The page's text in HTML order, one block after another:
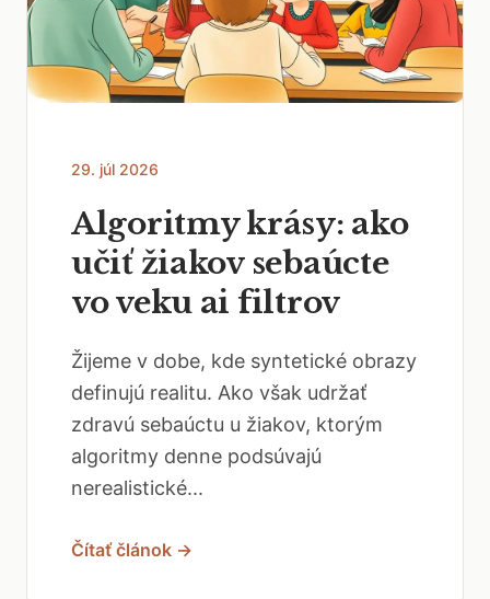
29. júl 2026
Algoritmy krásy: ako
učiť žiakov sebaúcte
vo veku ai filtrov
Žijeme v dobe, kde syntetické obrazy
definujú realitu. Ako však udržať
zdravú sebaúctu u žiakov, ktorým
algoritmy denne podsúvajú
nerealistické...
Čítať článok →